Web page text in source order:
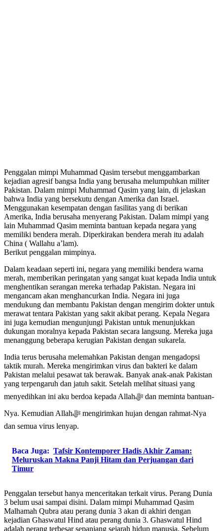
Penggalan mimpi Muhammad Qasim tersebut menggambarkan
kejadian agresif bangsa India yang berusaha melumpuhkan militer
Pakistan. Dalam mimpi Muhammad Qasim yang lain, di jelaskan
bahwa India yang bersekutu dengan Amerika dan Israel.
Menggunakan kesempatan dengan fasilitas yang di berikan
Amerika, India berusaha menyerang Pakistan. Dalam mimpi yang
lain Muhammad Qasim meminta bantuan kepada negara yang
memiliki bendera merah. Diperkirakan bendera merah itu adalah
China ( Wallahu a’lam).
Berikut penggalan mimpinya.
Dalam keadaan seperti ini, negara yang memiliki bendera warna
merah, memberikan peringatan yang sangat kuat kepada India untuk
menghentikan serangan mereka terhadap Pakistan. Negara ini
mengancam akan menghancurkan India. Negara ini juga
mendukung dan membantu Pakistan dengan mengirim dokter untuk
merawat tentara Pakistan yang sakit akibat perang. Kepala Negara
ini juga kemudian mengunjungi Pakistan untuk menunjukkan
dukungan moralnya kepada Pakistan secara langsung. Mereka juga
menanggung beberapa kerugian Pakistan dengan sukarela.
India terus berusaha melemahkan Pakistan dengan mengadopsi
taktik murah. Mereka mengirimkan virus dan bakteri ke dalam
Pakistan melalui pesawat tak berawak. Banyak anak-anak Pakistan
yang terpengaruh dan jatuh sakit. Setelah melihat situasi yang
menyedihkan ini aku berdoa kepada Allahﷻ dan meminta bantuan-
Nya. Kemudian Allahﷻ mengirimkan hujan dengan rahmat-Nya
dan semua virus lenyap.
Baca Juga: Tafsir Kontemporer Hadis Akhir Zaman:
Meluruskan Makna Panji Hitam dan Perjuangan dari
Timur
Penggalan tersebut hanya menceritakan terkait virus. Perang Dunia
3 belum usai sampai disini. Dalam mimpi Muhammad Qasim
Malhamah Qubra atau perang dunia 3 akan di akhiri dengan
kejadian Ghaswatul Hind atau perang dunia 3. Ghaswatul Hind
adalah perang terbesar sepanjang sejarah hidup manusia. Sebelum